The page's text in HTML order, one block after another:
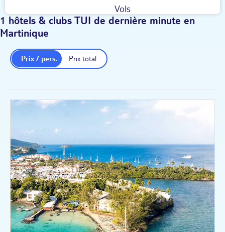
Vols
1 hôtels & clubs TUI de dernière minute en
Martinique
Prix total
Prix / pers.